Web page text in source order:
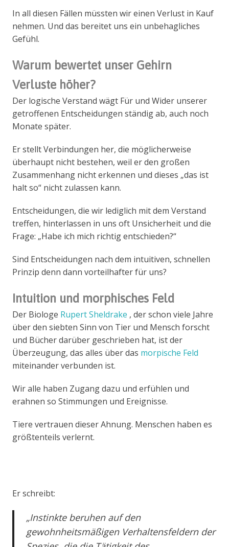
In all diesen Fällen müssten wir einen Verlust in Kauf
nehmen. Und das bereitet uns ein unbehagliches
Gefühl.
Warum bewertet unser Gehirn
Verluste höher?
Der logische Verstand wägt Für und Wider unserer
getroffenen Entscheidungen ständig ab, auch noch
Monate später.
Er stellt Verbindungen her, die möglicherweise
überhaupt nicht bestehen, weil er den großen
Zusammenhang nicht erkennen und dieses „das ist
halt so“ nicht zulassen kann.
Entscheidungen, die wir lediglich mit dem Verstand
treffen, hinterlassen in uns oft Unsicherheit und die
Frage: „Habe ich mich richtig entschieden?“
Sind Entscheidungen nach dem intuitiven, schnellen
Prinzip denn dann vorteilhafter für uns?
Intuition und morphisches Feld
Der Biologe Rupert Sheldrake , der schon viele Jahre
über den siebten Sinn von Tier und Mensch forscht
und Bücher darüber geschrieben hat, ist der
Überzeugung, das alles über das morpische Feld
miteinander verbunden ist.
Wir alle haben Zugang dazu und erfühlen und
erahnen so Stimmungen und Ereignisse.
Tiere vertrauen dieser Ahnung. Menschen haben es
größtenteils verlernt.
Er schreibt:
„Instinkte beruhen auf den
gewohnheitsmäßigen Verhaltensfeldern der